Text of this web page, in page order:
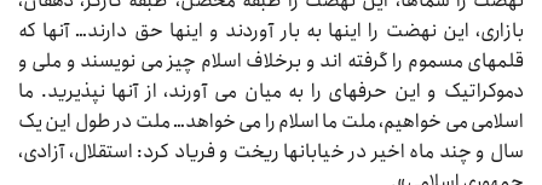
بازاری، این نهضت را اینها به بار آوردند و اینها حق دارند… آنها که
قلمهای مسموم را گرفته‌‌‌ اند و برخلاف اسلام چیز می‌‌‌ نویسند و ملی و
دموکراتیک و این حرفهای را به میان می‌‌‌ آورند، از آنها نپذیرید. ما
اسلامی می‌‌‌ خواهیم، ملت ما اسلام را می‌‌‌ خواهد… ملت در طول این یک
سال و چند ماه اخیر در خیابانها ریخت و فریاد کرد: استقلال، آزادی،